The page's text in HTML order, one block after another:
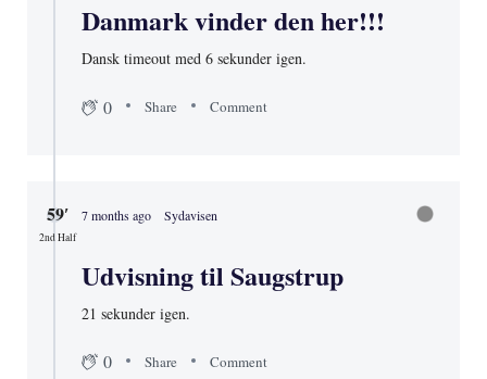
Danmark vinder den her!!!
Dansk timeout med 6 sekunder igen.
0 Share Comment
59′
2nd Half
7 months ago Sydavisen
Udvisning til Saugstrup
21 sekunder igen.
0 Share Comment